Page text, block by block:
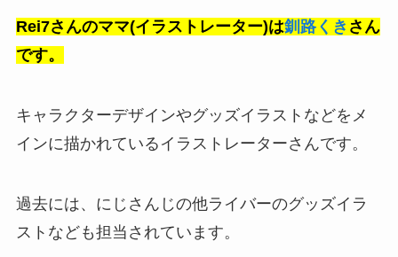
Rei7さんのママ(イラストレーター)は釧路くき さん
です。
キャラクターデザインやグッズイラストなどをメ
インに描かれているイラストレーターさんです。
過去には、にじさんじの他ライバーのグッズイラ
ストなども担当されています。